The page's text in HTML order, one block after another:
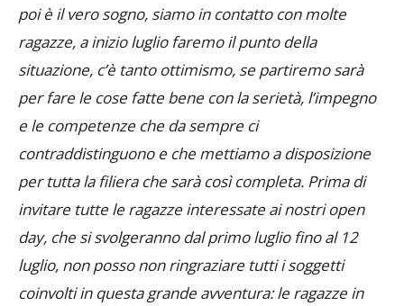
facciamo con il solito entusiasmo, la Prima Squadra
poi è il vero sogno, siamo in contatto con molte
ragazze, a inizio luglio faremo il punto della
situazione, c’è tanto ottimismo, se partiremo sarà
per fare le cose fatte bene con la serietà, l’impegno
e le competenze che da sempre ci
contraddistinguono e che mettiamo a disposizione
per tutta la filiera che sarà così completa. Prima di
invitare tutte le ragazze interessate ai nostri open
day, che si svolgeranno dal primo luglio fino al 12
luglio, non posso non ringraziare tutti i soggetti